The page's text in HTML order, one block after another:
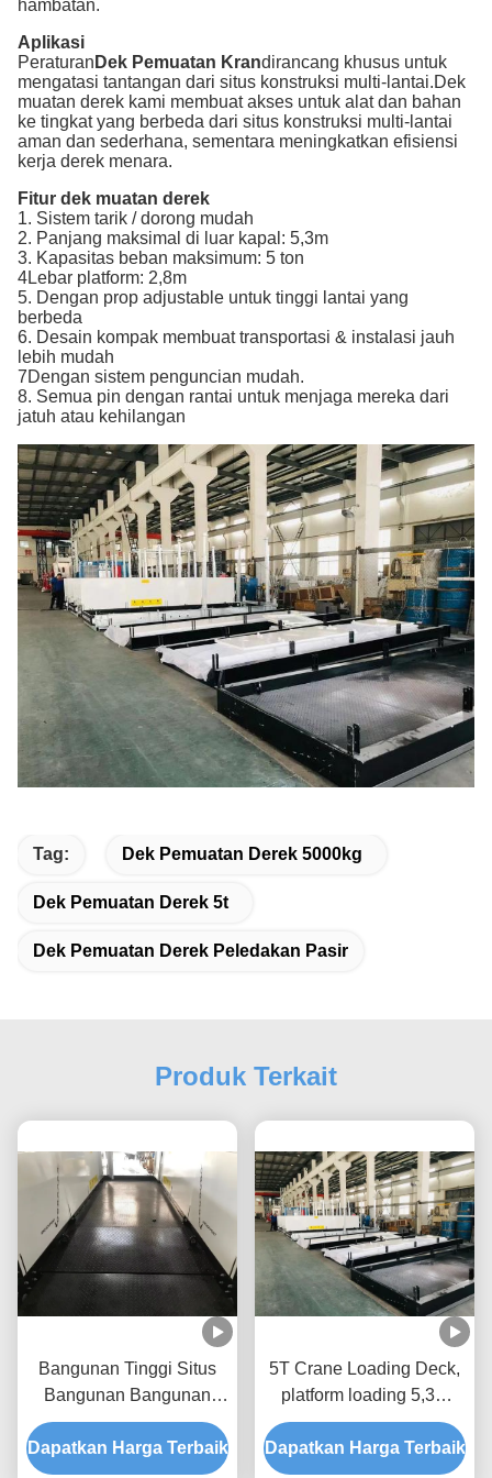
hambatan.
Aplikasi
Peraturan Dek Pemuatan Krandirancang khusus untuk
mengatasi tantangan dari situs konstruksi multi-lantai.Dek
muatan derek kami membuat akses untuk alat dan bahan
ke tingkat yang berbeda dari situs konstruksi multi-lantai
aman dan sederhana, sementara meningkatkan efisiensi
kerja derek menara.
Fitur dek muatan derek
1. Sistem tarik / dorong mudah
2. Panjang maksimal di luar kapal: 5,3m
3. Kapasitas beban maksimum: 5 ton
4Lebar platform: 2,8m
5. Dengan prop adjustable untuk tinggi lantai yang
berbeda
6. Desain kompak membuat transportasi & instalasi jauh
lebih mudah
7Dengan sistem penguncian mudah.
8. Semua pin dengan rantai untuk menjaga mereka dari
jatuh atau kehilangan
Tag: Dek Pemuatan Derek 5000kg
Dek Pemuatan Derek 5t
Dek Pemuatan Derek Peledakan Pasir
Produk Terkait
Bangunan Tinggi Situs
Bangunan Bangunan
Bangunan Bangunan
Bangunan Bangunan
Bangunan Bangunan
Dapatkan Harga Terbaik
5T Crane Loading Deck,
platform loading 5,3m
untuk bangunan
MLP3200-H
Dapatkan Harga Terbaik